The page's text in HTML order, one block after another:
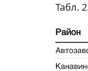
Табл.